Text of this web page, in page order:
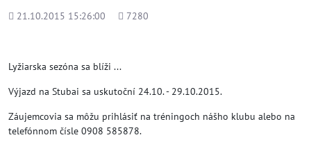
Pridané
21.10.2015 15:26:00
Počet
7280
Lyžiarska sezóna sa blíži ...
Výjazd na Stubai sa uskutoční 24.10. - 29.10.2015.
Záujemcovia sa môžu prihlásiť na tréningoch nášho klubu alebo na
telefónnom čísle 0908 585878.